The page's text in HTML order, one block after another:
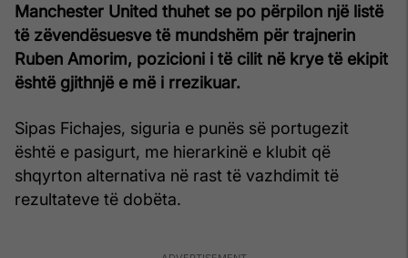
Manchester United thuhet se po përpilon një listë
të zëvendësuesve të mundshëm për trajnerin
Ruben Amorim, pozicioni i të cilit në krye të ekipit
është gjithnjë e më i rrezikuar.
Sipas Fichajes, siguria e punës së portugezit
është e pasigurt, me hierarkinë e klubit që
shqyrton alternativa në rast të vazhdimit të
rezultateve të dobëta.